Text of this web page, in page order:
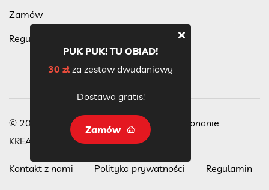
Zamów
Regulamin programu lojalnościowego
© 2023 Wszelkie Prawa Zastrzeżone, wykonanie
KREACJA
Kontakt z nami Polityka prywatności Regulamin
PUK PUK! TU OBIAD!
30 zł za zestaw dwudaniowy
Dostawa gratis!
Zamów